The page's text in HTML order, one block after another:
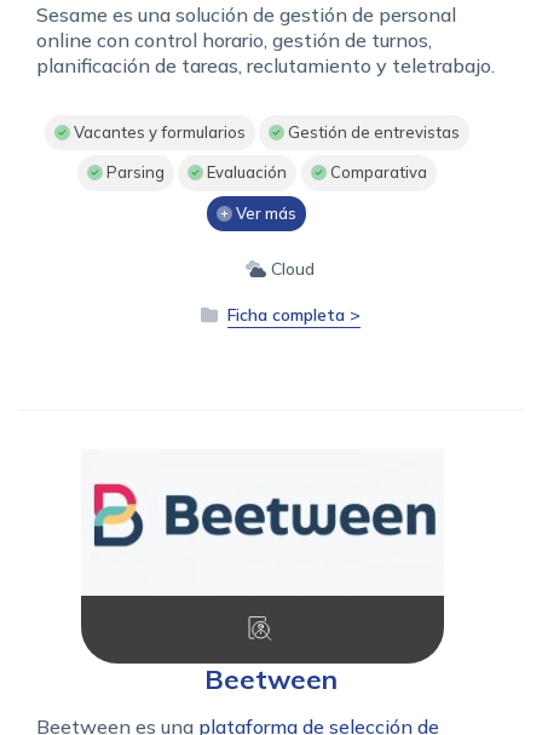
Sesame es una solución de gestión de personal
online con control horario, gestión de turnos,
planificación de tareas, reclutamiento y teletrabajo.
Vacantes y formularios Gestión de entrevistas
Parsing Evaluación Comparativa
Ver más
Cloud
Ficha completa >
Beetween
Beetween es una plataforma de selección de